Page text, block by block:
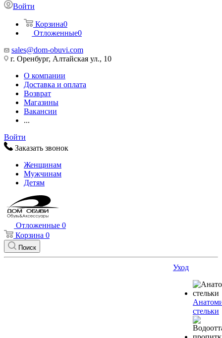
Войти
Корзина0
Отложенные0
sales@dom-obuvi.com
г. Оренбург, Алтайская ул., 10
О компании
Доставка и оплата
Возврат
Магазины
Вакансии
...
Войти
Заказать звонок
Женщинам
Мужчинам
Детям
Отложенные 0
Корзина 0
Поиск
Уход
стельки